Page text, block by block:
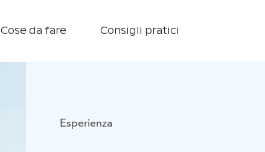
Cose da fare Consigli pratici
Esperienza